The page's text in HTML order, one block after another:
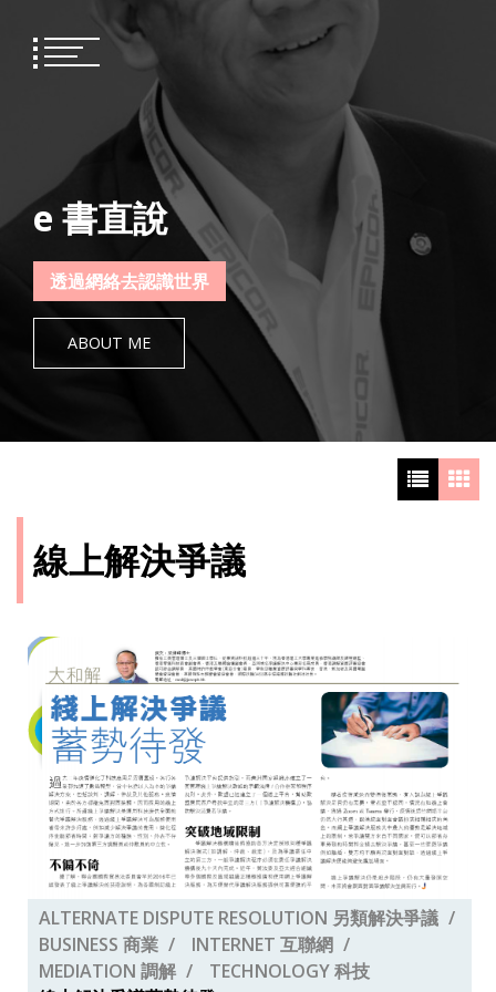
content
e 書直說
透過網絡去認識世界
ABOUT ME
線上解決爭議
ALTERNATE DISPUTE RESOLUTION 另類解決爭議
BUSINESS 商業
INTERNET 互聯網
MEDIATION 調解
TECHNOLOGY 科技